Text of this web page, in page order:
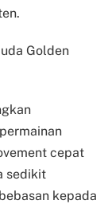
Golden
cepat
sedikit
kepada